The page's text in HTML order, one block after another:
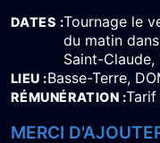
DATES Tournage le
du matin
Saint-Claude,
LIEU Basse-Terre,
RÉMUNÉRATION Tarif
MERCI